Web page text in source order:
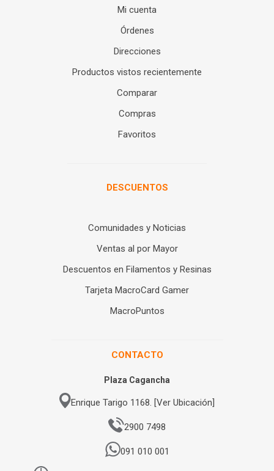
Mi cuenta
Órdenes
Direcciones
Productos vistos recientemente
Comparar
Compras
Favoritos
DESCUENTOS
Comunidades y Noticias
Ventas al por Mayor
Descuentos en Filamentos y Resinas
Tarjeta MacroCard Gamer
MacroPuntos
CONTACTO
Plaza Cagancha
Enrique Tarigo 1168. [Ver Ubicación]
2900 7498
091 010 001